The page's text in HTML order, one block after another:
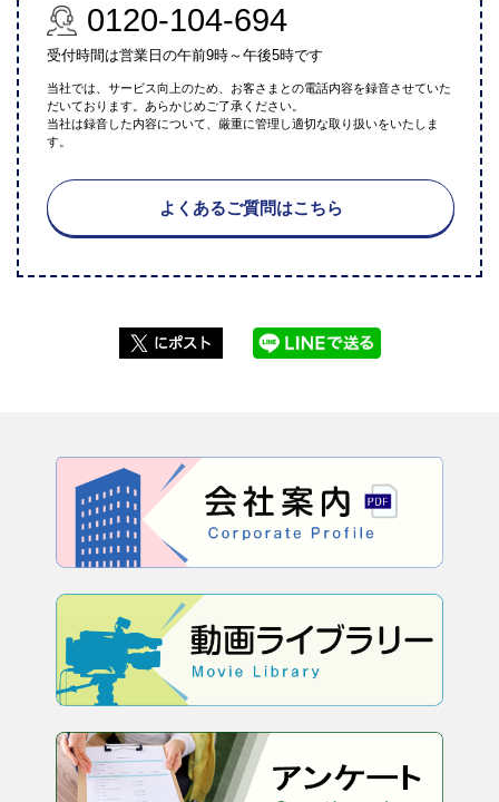
0120-104-694
受付時間は営業日の午前9時～午後5時です
当社では、サービス向上のため、お客さまとの電話内容を録音させていた
だいております。あらかじめご了承ください。
当社は録音した内容について、厳重に管理し適切な取り扱いをいたしま
す。
よくあるご質問はこちら